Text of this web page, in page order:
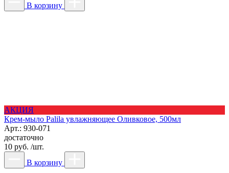
В корзину
АКЦИЯ
Крем-мыло Рalila увлажняющее Оливковое, 500мл
Арт.: 930-071
достаточно
10 руб. /шт.
В корзину